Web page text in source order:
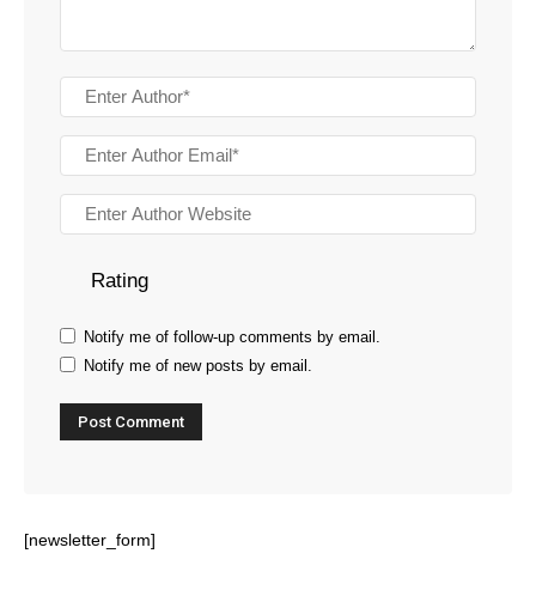
Rating
Notify me of follow-up comments by email.
Notify me of new posts by email.
[newsletter_form]